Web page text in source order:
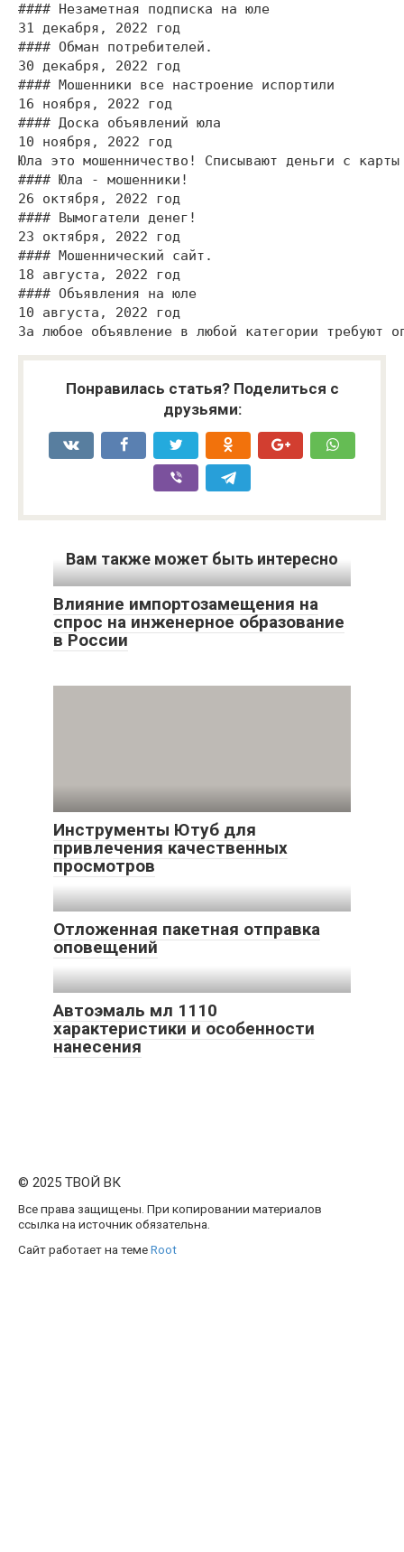
#### Незаметная подписка на юле
31 декабря, 2022 год
#### Обман потребителей.
30 декабря, 2022 год
#### Мошенники все настроение испортили
16 ноября, 2022 год
#### Доска объявлений юла
10 ноября, 2022 год
Юла это мошенничество! Списывают деньги с
#### Юла - мошенники!
26 октября, 2022 год
#### Вымогатели денег!
23 октября, 2022 год
#### Мошеннический сайт.
18 августа, 2022 год
#### Объявления на юле
10 августа, 2022 год
За любое объявление в любой категории требуют
Понравилась статья? Поделиться с
друзьями:
Вам также может быть интересно
Влияние импортозамещения на
спрос на инженерное образование
в России
Инструменты Ютуб для
привлечения качественных
просмотров
Отложенная пакетная отправка
оповещений
Автоэмаль мл 1110
характеристики и особенности
нанесения
© 2025 ТВОЙ ВК
Все права защищены. При копировании материалов
ссылка на источник обязательна.
Сайт работает на темеRoot